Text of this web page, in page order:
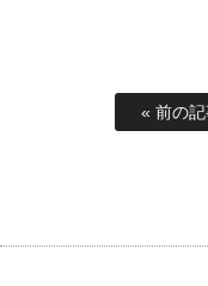
« 前の